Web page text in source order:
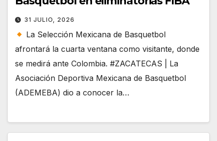
31 JULIO, 2026
La Selección Mexicana de Basquetbol
afrontará la cuarta ventana como visitante, donde
se medirá ante Colombia. #ZACATECAS | La
Asociación Deportiva Mexicana de Basquetbol
(ADEMEBA) dio a conocer la…